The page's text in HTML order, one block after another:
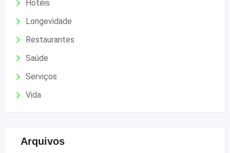
Hotéis
Longevidade
Restaurantes
Saúde
Serviços
Vida
Arquivos